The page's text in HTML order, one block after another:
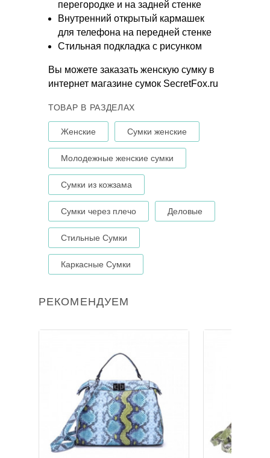
перегородке и на задней стенке
Внутренний открытый кармашек
для телефона на передней стенке
Стильная подкладка с рисунком
Вы можете заказать женскую сумку в
интернет магазине сумок SecretFox.ru
ТОВАР В РАЗДЕЛАХ
Женские Сумки женские
Молодежные женские сумки
Сумки из кожзама
Сумки через плечо Деловые
Стильные Сумки
Каркасные Сумки
РЕКОМЕНДУЕМ